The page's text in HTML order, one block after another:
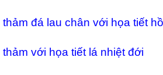
thảm đá lau chân với họa tiết
thảm với họa tiết lá nhiệt đới